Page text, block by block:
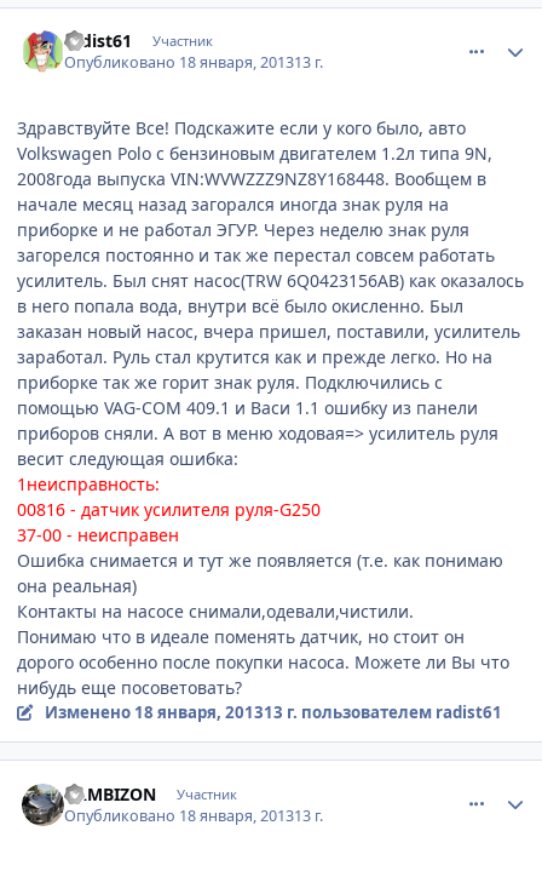
radist61 Участник
Опубликовано 18 января, 201313 г.
Здравствуйте Все! Подскажите если у кого было, авто
Volkswagen Polo с бензиновым двигателем 1.2л типа 9N,
2008года выпуска VIN:WVWZZZ9NZ8Y168448. Вообщем в
начале месяц назад загорался иногда знак руля на
приборке и не работал ЭГУР. Через неделю знак руля
загорелся постоянно и так же перестал совсем работать
усилитель. Был снят насос(TRW 6Q0423156AB) как оказалось
в него попала вода, внутри всё было окисленно. Был
заказан новый насос, вчера пришел, поставили, усилитель
заработал. Руль стал крутится как и прежде легко. Но на
приборке так же горит знак руля. Подключились с
помощью VAG-COM 409.1 и Васи 1.1 ошибку из панели
приборов сняли. А вот в меню ходовая=> усилитель руля
весит следующая ошибка:
1неисправность:
00816 - датчик усилителя руля-G250
37-00 - неисправен
Ошибка снимается и тут же появляется (т.е. как понимаю
она реальная)
Контакты на насосе снимали,одевали,чистили.
Понимаю что в идеале поменять датчик, но стоит он
дорого особенно после покупки насоса. Можете ли Вы что
нибудь еще посоветовать?
Изменено 18 января, 201313 г. пользователем radist61
BAMBIZON Участник
Опубликовано 18 января, 201313 г.